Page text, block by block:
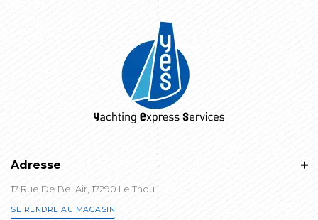
Adresse
17 Rue De Bel Air, 17290 Le Thou
SE RENDRE AU MAGASIN